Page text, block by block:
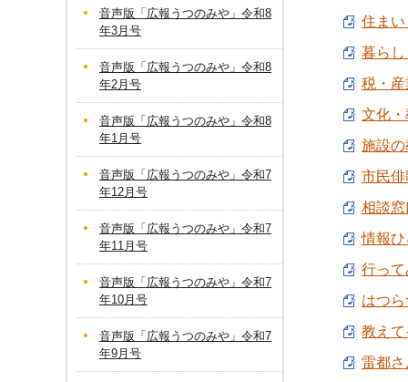
住ま
暮ら
税・
文化
施設
市民
相談
情報
行っ
はつ
教え
雷都
音声版「広報うつのみや」令和8
年3月号
音声版「広報うつのみや」令和8
年2月号
音声版「広報うつのみや」令和8
年1月号
音声版「広報うつのみや」令和7
年12月号
音声版「広報うつのみや」令和7
年11月号
音声版「広報うつのみや」令和7
年10月号
音声版「広報うつのみや」令和7
年9月号